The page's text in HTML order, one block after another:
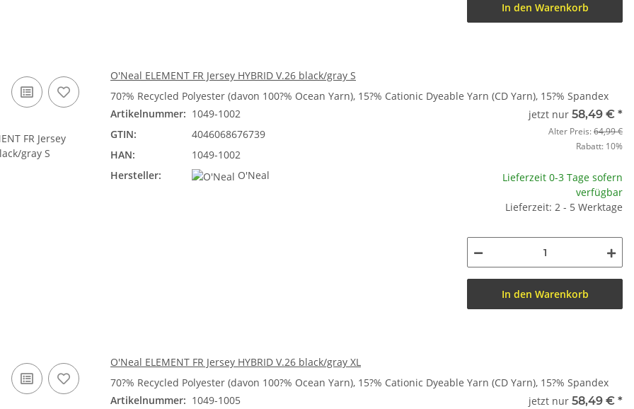
In den Warenkorb
O'Neal ELEMENT FR Jersey HYBRID V.26 black/gray S
70?% Recycled Polyester (davon 100?% Ocean Yarn), 15?% Cationic Dyeable Yarn (CD Yarn), 15?% Spandex
Artikelnummer: 1049-1002
GTIN:
4046068676739
HAN:
1049-1002
Hersteller:
O'Neal
jetzt nur 58,49 € *
Alter Preis:64,99 €
Rabatt: 10%
Lieferzeit 0-3 Tage sofern
verfügbar
Lieferzeit: 2 - 5 Werktage
In den Warenkorb
O'Neal ELEMENT FR Jersey HYBRID V.26 black/gray XL
70?% Recycled Polyester (davon 100?% Ocean Yarn), 15?% Cationic Dyeable Yarn (CD Yarn), 15?% Spandex
Artikelnummer: 1049-1005
jetzt nur 58,49 € *